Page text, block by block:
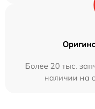
Более 20 тыс.
наличии на